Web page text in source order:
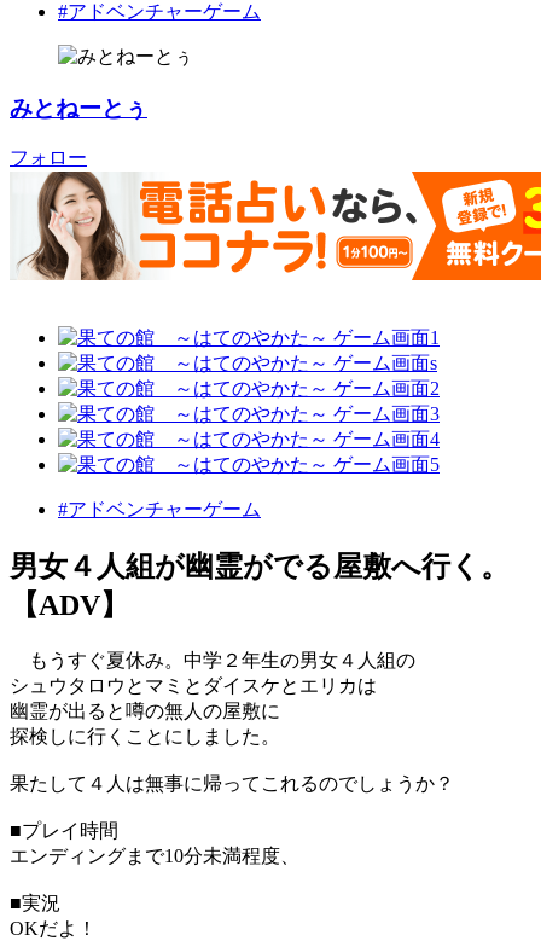
#アドベンチャーゲーム
みとねーとぅ
フォロー
#アドベンチャーゲーム
男女４人組が幽霊がでる屋敷へ行く。
【ADV】
もうすぐ夏休み。中学２年生の男女４人組の
シュウタロウとマミとダイスケとエリカは
幽霊が出ると噂の無人の屋敷に
探検しに行くことにしました。
果たして４人は無事に帰ってこれるのでしょうか？
■プレイ時間
エンディングまで10分未満程度、
■実況
OKだよ！